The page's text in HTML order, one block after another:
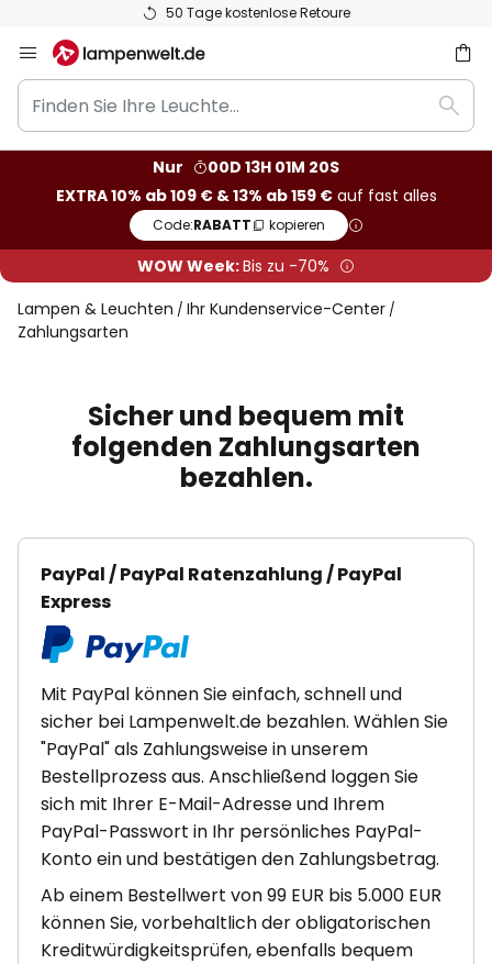
50 Tage kostenlose Retoure
Inhalt
springen
Finden
Sie
Ihre
Nur
00D 13H 01M 19S
EXTRA 10% ab 109 € & 13% ab 159 €auf fast alles
Code:RABATT kopieren
WOW Week:Bis zu -70%
Lampen & Leuchten
Ihr Kundenservice-Center
Zahlungsarten
Sicher und bequem mit
folgenden Zahlungsarten
bezahlen.
PayPal / PayPal Ratenzahlung / PayPal
Express
Mit PayPal können Sie einfach, schnell und
sicher bei Lampenwelt.de bezahlen. Wählen Sie
"PayPal" als Zahlungsweise in unserem
Bestellprozess aus. Anschließend loggen Sie
sich mit Ihrer E-Mail-Adresse und Ihrem
PayPal-Passwort in Ihr persönliches PayPal-
Konto ein und bestätigen den Zahlungsbetrag.
Ab einem Bestellwert von 99 EUR bis 5.000 EUR
können Sie, vorbehaltlich der obligatorischen
Kreditwürdigkeitsprüfen, ebenfalls bequem